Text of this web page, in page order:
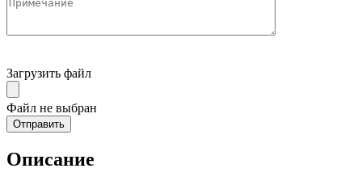
Загрузить файл
Файл не выбран
Описание